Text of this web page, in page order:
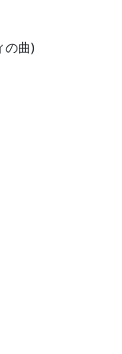
の曲)